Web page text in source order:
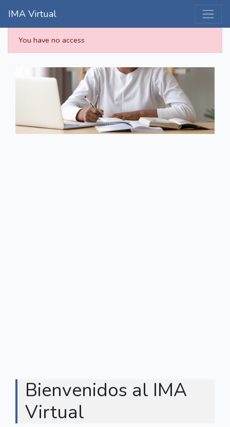
IMA Virtual
You have no access
Bienvenidos al IMA
Virtual